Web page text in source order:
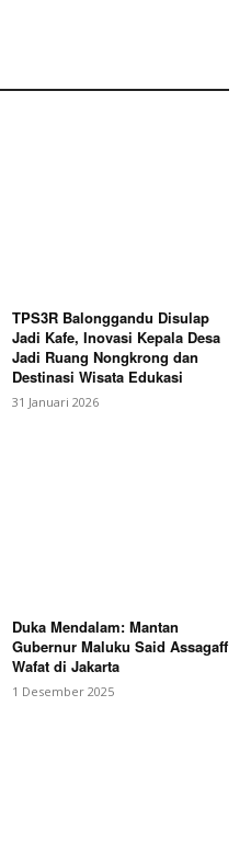
TPS3R Balonggandu Disulap
Jadi Kafe, Inovasi Kepala Desa
Jadi Ruang Nongkrong dan
Destinasi Wisata Edukasi
31 Januari 2026
Duka Mendalam: Mantan
Gubernur Maluku Said Assagaff
Wafat di Jakarta
1 Desember 2025